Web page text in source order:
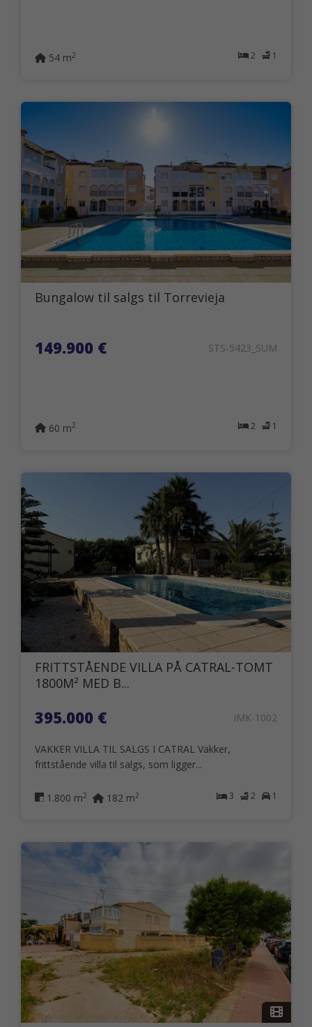
2 1
54 m2
Bungalow til salgs til Torrevieja
149.900 € STS-5423_SUM
2 1
60 m2
FRITTSTÅENDE VILLA PÅ CATRAL-TOMT
1800M² MED B...
395.000 € IMK-1002
VAKKER VILLA TIL SALGS I CATRAL Vakker,
frittstående villa til salgs, som ligger...
3 2 1
1.800 m2 182 m2